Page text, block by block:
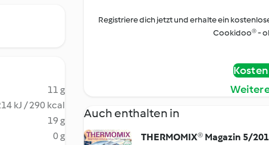
11 g
kJ / 290 kcal
19 g
0 g
Registriere dich jetzt und erhalte ein
Cookidoo® -
Auch enthalten in
THERMOMIX® Magazin 5/